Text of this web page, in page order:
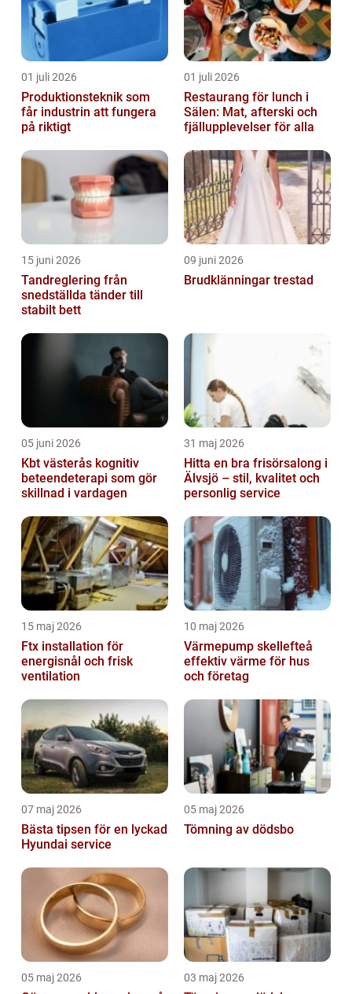
01 juli 2026
Produktionsteknik som
får industrin att fungera
på riktigt
01 juli 2026
Restaurang för lunch i
Sälen: Mat, afterski och
fjällupplevelser för alla
15 juni 2026
Tandreglering från
snedställda tänder till
stabilt bett
09 juni 2026
Brudklänningar trestad
05 juni 2026
Kbt västerås kognitiv
beteendeterapi som gör
skillnad i vardagen
31 maj 2026
Hitta en bra frisörsalong i
Älvsjö – stil, kvalitet och
personlig service
15 maj 2026
Ftx installation för
energisnål och frisk
ventilation
10 maj 2026
Värmepump skellefteå
effektiv värme för hus
och företag
07 maj 2026
Bästa tipsen för en lyckad
Hyundai service
05 maj 2026
Tömning av dödsbo
05 maj 2026 03 maj 2026